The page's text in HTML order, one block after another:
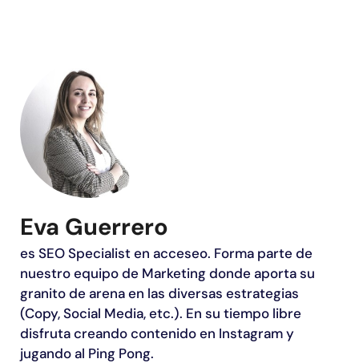
Eva Guerrero
es SEO Specialist en acceseo. Forma parte de
nuestro equipo de Marketing donde aporta su
granito de arena en las diversas estrategias
(Copy, Social Media, etc.). En su tiempo libre
disfruta creando contenido en Instagram y
jugando al Ping Pong.